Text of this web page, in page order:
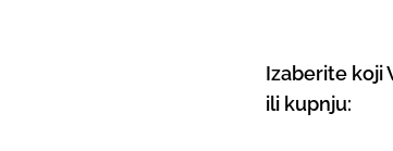
Izaberite koji
ili kupnju: